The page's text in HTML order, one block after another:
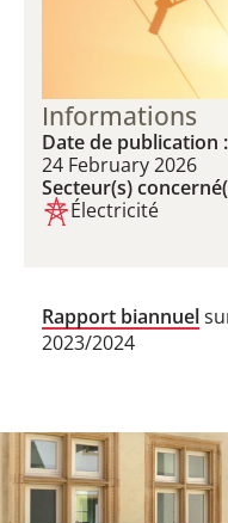
Informations
Date de publication :
24 February 2026
Secteur(s)
Électricité
Rapport biannuel
2023/2024